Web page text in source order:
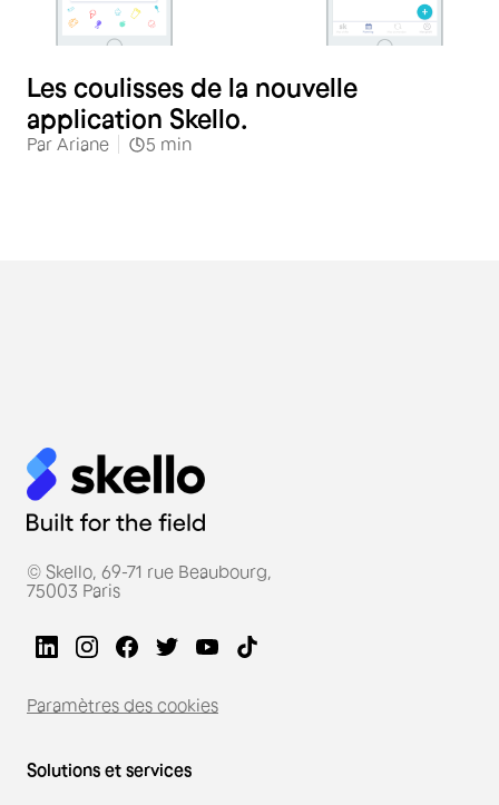
Les coulisses de la nouvelle
application Skello.
Par Ariane 5 min
© Skello, 69-71 rue Beaubourg,
75003 Paris
Paramètres des cookies
Solutions et services